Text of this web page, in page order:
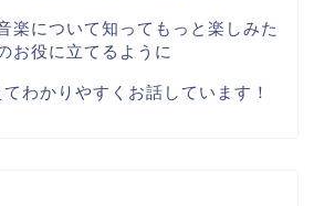
楽について知ってもっと楽しみた
お役に立てるように
わかりやすくお話しています！